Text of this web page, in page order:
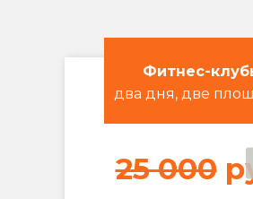
Фитнес-
два дня, две
25 000